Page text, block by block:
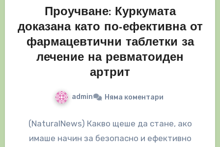
Проучване: Куркумата
доказана като по-ефективна от
фармацевтични таблетки за
лечение на ревматоиден
артрит
admin Няма коментари
(NaturalNews) Какво щеше да стане, ако
имаше начин за безопасно и ефективно